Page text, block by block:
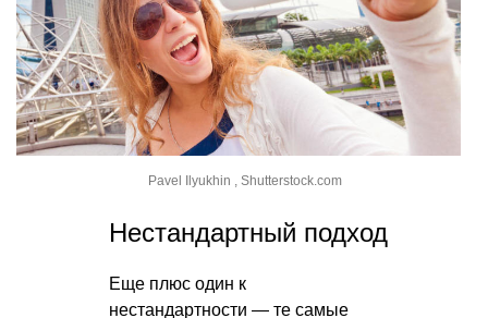
Pavel Ilyukhin , Shutterstock.com
Нестандартный подход
Еще плюс один к
нестандартности — те самые